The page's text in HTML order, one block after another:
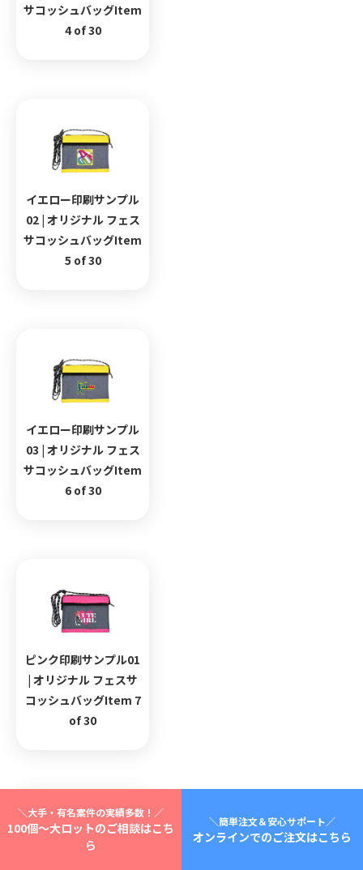
サコッシュバッグItem
4 of 30
イエロー印刷サンプル
02 | オリジナル フェス
サコッシュバッグItem
5 of 30
イエロー印刷サンプル
03 | オリジナル フェス
サコッシュバッグItem
6 of 30
ピンク印刷サンプル01
| オリジナル フェスサ
コッシュバッグItem 7
of 30
＼大手・有名案件の実績多数！／
100個～大ロットのご相談はこち
ら
＼簡単注文＆安心サポート／
オンラインでのご注文はこちら